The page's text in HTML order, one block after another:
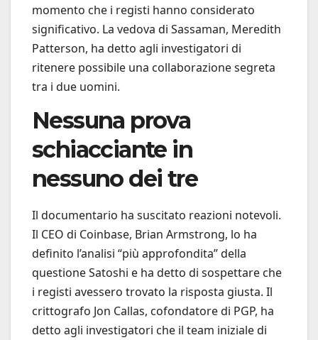
momento che i registi hanno considerato
significativo. La vedova di Sassaman, Meredith
Patterson, ha detto agli investigatori di
ritenere possibile una collaborazione segreta
tra i due uomini.
Nessuna prova
schiacciante in
nessuno dei tre
Il documentario ha suscitato reazioni notevoli.
Il CEO di Coinbase, Brian Armstrong, lo ha
definito l’analisi “più approfondita” della
questione Satoshi e ha detto di sospettare che
i registi avessero trovato la risposta giusta. Il
crittografo Jon Callas, cofondatore di PGP, ha
detto agli investigatori che il team iniziale di